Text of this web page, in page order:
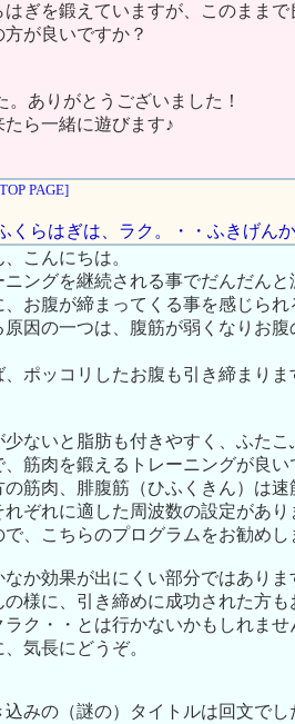
ぎを鍛えていますが、このまま
が良いですか？
。ありがとうございました！
ら一緒に遊びます♪
PAGE]
くらはぎは、ラク。・・ふきげん
こんにちは。
ングを継続される事でだんだん
お腹が締まってくる事を感じら
因の一つは、腹筋が弱くなりお
ポッコリしたお腹も引き締まり
ないと脂肪も付きやすく、ふた
、筋肉を鍛えるトレーニングが良い
筋肉、腓腹筋（ひふくきん）は
れぞれに適した周波数の設定があ
、こちらのプログラムをお勧めし
か効果が出にくい部分ではあり
様に、引き締めに成功された方も
ク・・とは行かないかもしれま
気長にどうぞ。
みの（謎の）タイトルは回文で